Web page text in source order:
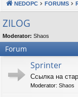
u
s
NEDOPC FORUMS
ZILOG
Moderator: Shaos
Forum
Sprinter
Ссылка на
Moderator: Shaos